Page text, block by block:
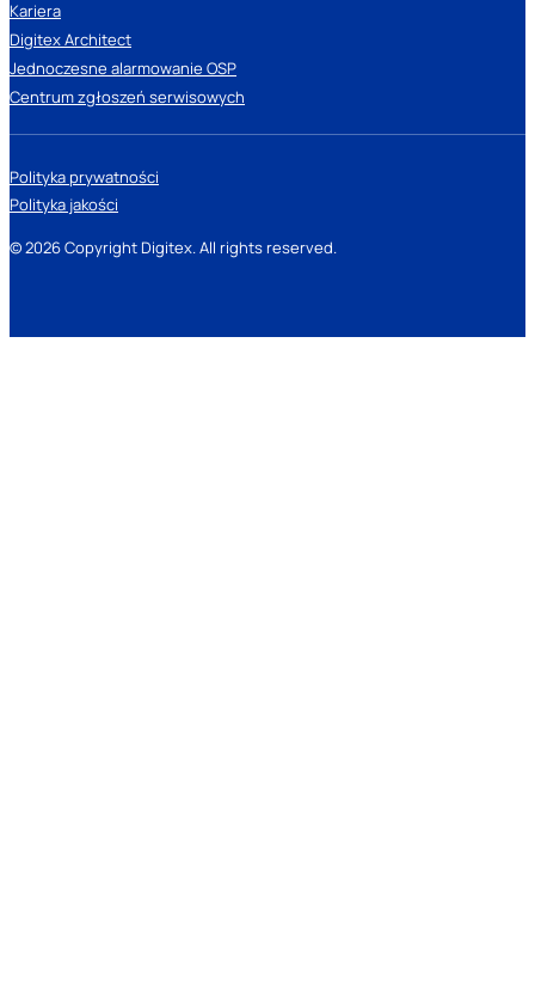
Kariera
Digitex Architect
Jednoczesne alarmowanie OSP
Centrum zgłoszeń serwisowych
© 2026 Copyright Digitex. All rights reserved.
Polityka prywatności
Polityka jakości